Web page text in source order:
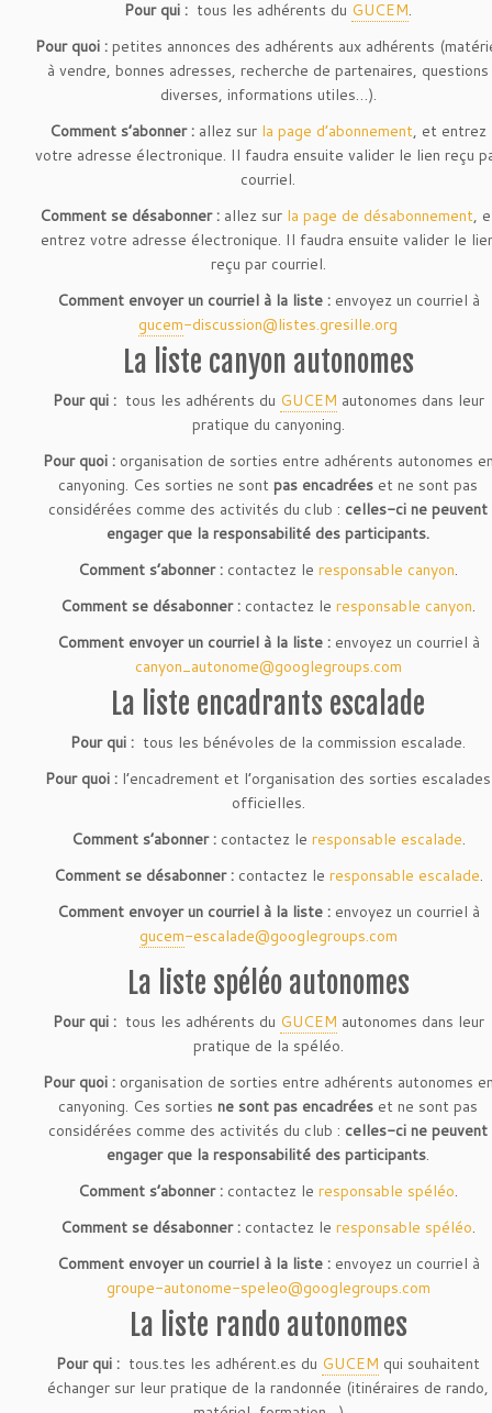
Pour qui : tous les adhérents du GUCEM.
Pour quoi :petites annonces des adhérents aux adhérents
à vendre, bonnes adresses, recherche de partenaires, questions
diverses, informations utiles…).
Comment s’abonner : allez sur la page d’abonnement, et entrez
votre adresse électronique. Il faudra ensuite valider le lien reçu
courriel.
Comment se désabonner :allez sur la page de désabonnement,
entrez votre adresse électronique. Il faudra ensuite valider le
reçu par courriel.
Comment envoyer un courriel à la liste :envoyez un courriel à
gucem-discussion@listes.gresille.org
La liste canyon autonomes
Pour qui :tous les adhérents du GUCEM autonomes dans leur
pratique du canyoning.
Pour quoi :organisation de sorties entre adhérents autonomes
canyoning. Ces sorties ne sont pas encadrées et ne sont pas
considérées comme des activités du club : celles-ci ne peuvent
engager que la responsabilité des participants.
Comment s’abonner : contactez le responsable canyon.
Comment se désabonner : contactez le responsable canyon.
Comment envoyer un courriel à la liste :envoyez un courriel à
canyon_autonome@googlegroups.com
La liste encadrants escalade
Pour qui : tous les bénévoles de la commission escalade.
Pour quoi : l’encadrement et l’organisation des sorties escalades
officielles.
Comment s’abonner : contactez le responsable escalade.
Comment se désabonner :contactez le responsable escalade.
Comment envoyer un courriel à la liste :envoyez un courriel à
gucem-escalade@googlegroups.com
La liste spéléo autonomes
Pour qui :tous les adhérents du GUCEM autonomes dans leur
pratique de la spéléo.
Pour quoi :organisation de sorties entre adhérents autonomes
canyoning. Ces sorties ne sont pas encadrées et ne sont pas
considérées comme des activités du club : celles-ci ne peuvent
engager que la responsabilité des participants.
Comment s’abonner : contactez le responsable spéléo.
Comment se désabonner : contactez le responsable spéléo.
Comment envoyer un courriel à la liste :envoyez un courriel à
groupe-autonome-speleo@googlegroups.com
La liste rando autonomes
Pour qui : tous.tes les adhérent.es du GUCEM qui souhaitent
échanger sur leur pratique de la randonnée (itinéraires de rando,